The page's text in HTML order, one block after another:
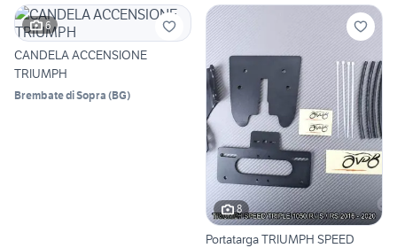
6
CANDELA ACCENSIONE
TRIUMPH
Brembate di Sopra (BG)
8
Portatarga TRIUMPH SPEED